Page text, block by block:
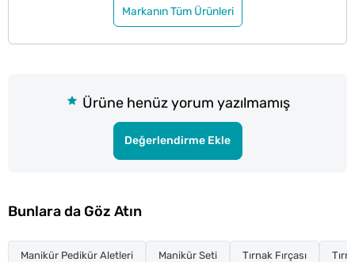
Markanın Tüm Ürünleri
Ürüne henüz yorum yazılmamış
Değerlendirme Ekle
Bunlara da Göz Atın
Manikür Pedikür Aletleri Manikür Seti Tırnak Fırçası